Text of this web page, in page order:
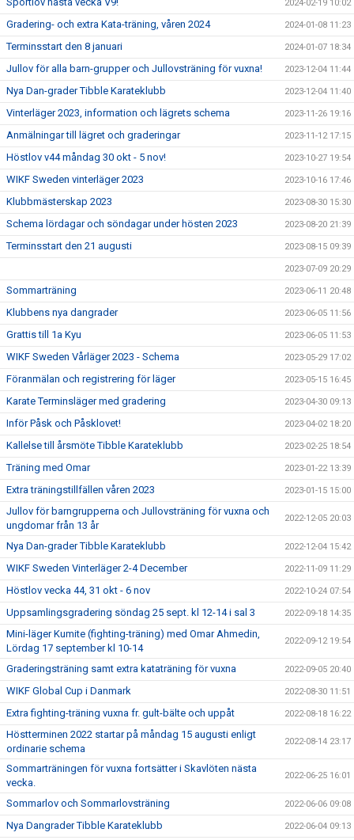
2024-02-19 10:02
Gradering- och extra Kata-träning, våren 2024 2024-01-08 11:23
Terminsstart den 8 januari 2024-01-07 18:34
Jullov för alla barn-grupper och Jullovsträning för vuxna! 2023-12-04 11:44
Nya Dan-grader Tibble Karateklubb 2023-12-04 11:40
Vinterläger 2023, information och lägrets schema 2023-11-26 19:16
Anmälningar till lägret och graderingar 2023-11-12 17:15
Höstlov v44 måndag 30 okt - 5 nov! 2023-10-27 19:54
WIKF Sweden vinterläger 2023 2023-10-16 17:46
Klubbmästerskap 2023 2023-08-30 15:30
Schema lördagar och söndagar under hösten 2023 2023-08-20 21:39
Terminsstart den 21 augusti 2023-08-15 09:39
2023-07-09 20:29
Sommarträning 2023-06-11 20:48
Klubbens nya dangrader 2023-06-05 11:56
Grattis till 1a Kyu 2023-06-05 11:53
WIKF Sweden Vårläger 2023 - Schema 2023-05-29 17:02
Föranmälan och registrering för läger 2023-05-15 16:45
Karate Terminsläger med gradering 2023-04-30 09:13
Inför Påsk och Påsklovet! 2023-04-02 18:20
Kallelse till årsmöte Tibble Karateklubb 2023-02-25 18:54
Träning med Omar 2023-01-22 13:39
Extra träningstillfällen våren 2023 2023-01-15 15:00
Jullov för barngrupperna och Jullovsträning för vuxna och
ungdomar från 13 år
2022-12-05 20:03
Nya Dan-grader Tibble Karateklubb 2022-12-04 15:42
WIKF Sweden Vinterläger 2-4 December 2022-11-09 11:29
Höstlov vecka 44, 31 okt - 6 nov 2022-10-24 07:54
Uppsamlingsgradering söndag 25 sept. kl 12-14 i sal 3 2022-09-18 14:35
Mini-läger Kumite (fighting-träning) med Omar Ahmedin,
Lördag 17 september kl 10-14
2022-09-12 19:54
Graderingsträning samt extra kataträning för vuxna 2022-09-05 20:40
WIKF Global Cup i Danmark 2022-08-30 11:51
Extra fighting-träning vuxna fr. gult-bälte och uppåt 2022-08-18 16:22
Höstterminen 2022 startar på måndag 15 augusti enligt
ordinarie schema
2022-08-14 23:17
Sommarträningen för vuxna fortsätter i Skavlöten nästa
vecka.
2022-06-25 16:01
Sommarlov och Sommarlovsträning 2022-06-06 09:08
Nya Dangrader Tibble Karateklubb 2022-06-04 09:13